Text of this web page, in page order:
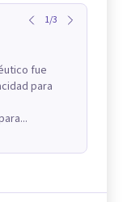
1/3
fue
para